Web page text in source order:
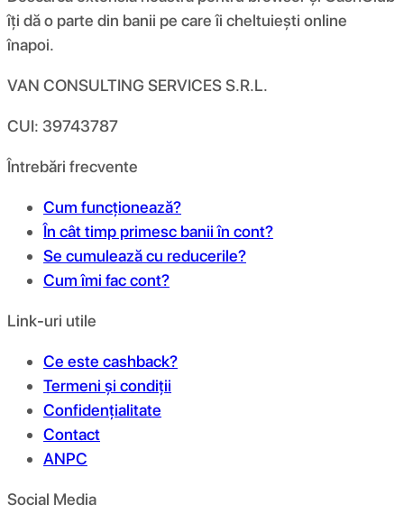
îți dă o parte din banii pe care îi cheltuiești online
înapoi.
VAN CONSULTING SERVICES S.R.L.
CUI: 39743787
Întrebări frecvente
Cum funcționează?
În cât timp primesc banii în cont?
Se cumulează cu reducerile?
Cum îmi fac cont?
Link-uri utile
Ce este cashback?
Termeni și condiții
Confidențialitate
Contact
ANPC
Social Media